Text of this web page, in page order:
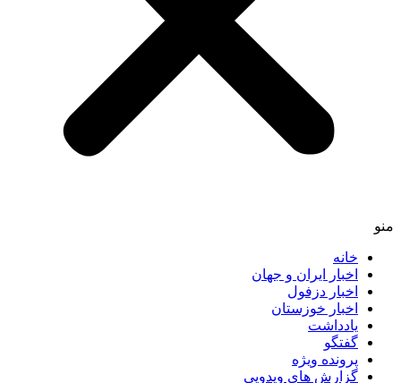
خانه
اخبار ایران و جهان
اخبار دزفول
اخبار خوزستان
یادداشت
گفتگو
پرونده ویژه
گزارش های ویدویی